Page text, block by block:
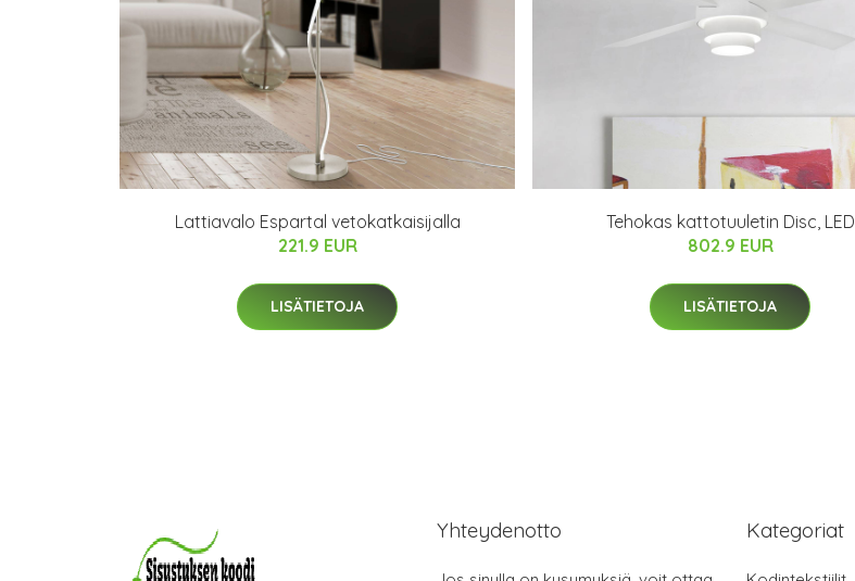
Lattiavalo Espartal vetokatkaisijalla
221.9 EUR
LISÄTIETOJA
Tehokas kattotuuletin Disc, LED
802.9 EUR
LISÄTIETOJA
Yhteydenotto Kategoriat